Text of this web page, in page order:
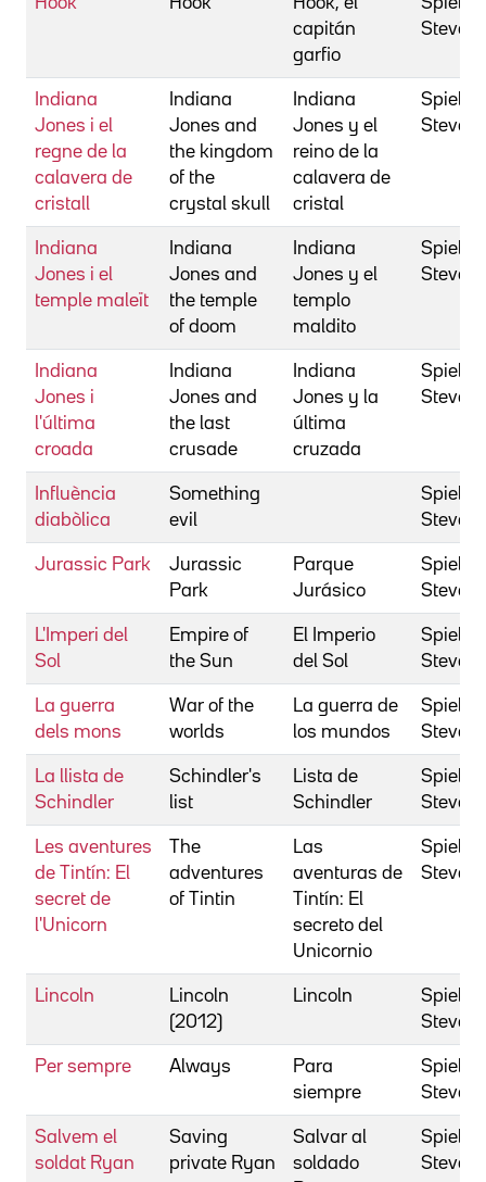
capitán
garfio
Steven
Indiana
Jones i el
regne de la
calavera de
cristall
Indiana
Jones and
the kingdom
of the
crystal skull
Indiana
Jones y el
reino de la
calavera de
cristal
Steven
Indiana
Jones i el
temple maleït
Indiana
Jones and
the temple
of doom
Indiana
Jones y el
templo
maldito
Steven
Indiana
Jones i
l'última
croada
Indiana
Jones and
the last
crusade
Indiana
Jones y la
última
cruzada
Steven
Influència
diabòlica
Something
evil
Steven
Jurassic Park
Jurassic
Park
Parque
Jurásico
Steven
L'Imperi del
Sol
Empire of
the Sun
El Imperio
del Sol
Steven
La guerra
dels mons
War of the
worlds
La guerra de
los mundos
Steven
La llista de
Schindler
Schindler's
list
Lista de
Schindler
Steven
Les aventures
de Tintín: El
secret de
l'Unicorn
The
adventures
of Tintin
Las
aventuras de
Tintín: El
secreto del
Unicornio
Steven
Lincoln
Lincoln
(2012)
Lincoln
Steven
Per sempre Always
Para
siempre
Steven
Salvem el
soldat Ryan
Saving
private Ryan
Salvar al
soldado
Steven